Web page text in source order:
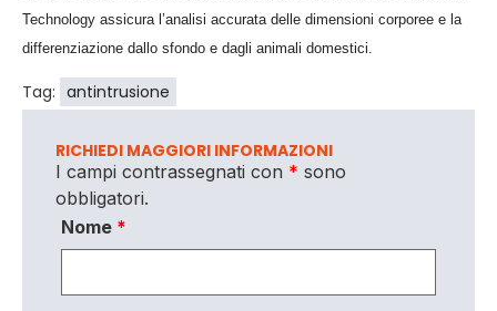
Technology assicura l’analisi accurata delle dimensioni corporee e la
differenziazione dallo sfondo e dagli animali domestici.
Tag: antintrusione
RICHIEDI MAGGIORI INFORMAZIONI
I campi contrassegnati con * sono
obbligatori.
Nome *